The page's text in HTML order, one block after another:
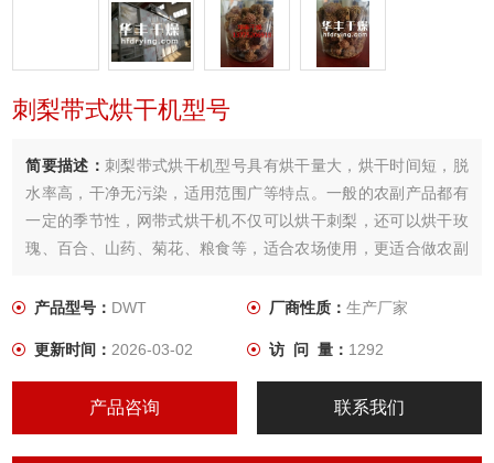
刺梨带式烘干机型号
简要描述： 刺梨带式烘干机型号具有烘干量大，烘干时间短，脱
水率高，干净无污染，适用范围广等特点。一般的农副产品都有
一定的季节性，网带式烘干机不仅可以烘干刺梨，还可以烘干玫
瑰、百合、山药、菊花、粮食等，适合农场使用，更适合做农副
产品型号： DWT 厂商性质： 生产厂家
更新时间：2026-03-02 访 问 量： 1292
产品咨询 联系我们